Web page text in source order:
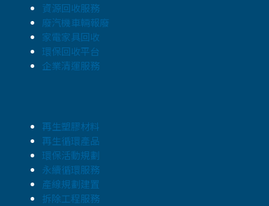
資源回收服務
廢汽機車輛報廢
家電家具回收
環保回收平台
企業清運服務
再生塑膠材料
再生循環產品
環保活動規劃
永續循環服務
產線規劃建置
拆除工程服務